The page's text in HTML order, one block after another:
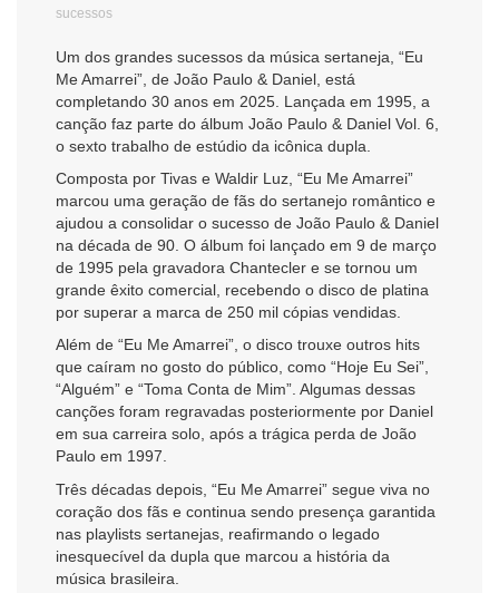
sucessos
Um dos grandes sucessos da música sertaneja, “Eu
Me Amarrei”, de João Paulo & Daniel, está
completando 30 anos em 2025. Lançada em 1995, a
canção faz parte do álbum João Paulo & Daniel Vol. 6,
o sexto trabalho de estúdio da icônica dupla.
Composta por Tivas e Waldir Luz, “Eu Me Amarrei”
marcou uma geração de fãs do sertanejo romântico e
ajudou a consolidar o sucesso de João Paulo & Daniel
na década de 90. O álbum foi lançado em 9 de março
de 1995 pela gravadora Chantecler e se tornou um
grande êxito comercial, recebendo o disco de platina
por superar a marca de 250 mil cópias vendidas.
Além de “Eu Me Amarrei”, o disco trouxe outros hits
que caíram no gosto do público, como “Hoje Eu Sei”,
“Alguém” e “Toma Conta de Mim”. Algumas dessas
canções foram regravadas posteriormente por Daniel
em sua carreira solo, após a trágica perda de João
Paulo em 1997.
Três décadas depois, “Eu Me Amarrei” segue viva no
coração dos fãs e continua sendo presença garantida
nas playlists sertanejas, reafirmando o legado
inesquecível da dupla que marcou a história da
música brasileira.